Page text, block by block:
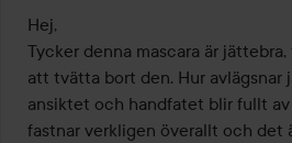
Hej,
Tycker denna mascara är
att tvätta bort den. Hur avlägsnar
ansiktet och handfatet blir fullt
fastnar verkligen överallt och det